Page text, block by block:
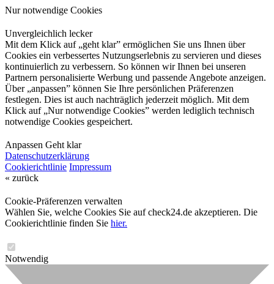
Nur notwendige Cookies
Unvergleichlich lecker
Mit dem Klick auf „geht klar” ermöglichen Sie uns Ihnen über
Cookies ein verbessertes Nutzungserlebnis zu servieren und dieses
kontinuierlich zu verbessern. So können wir Ihnen bei unseren
Partnern personalisierte Werbung und passende Angebote anzeigen.
Über „anpassen” können Sie Ihre persönlichen Präferenzen
festlegen. Dies ist auch nachträglich jederzeit möglich. Mit dem
Klick auf „Nur notwendige Cookies” werden lediglich technisch
notwendige Cookies gespeichert.
Anpassen Geht klar
Datenschutzerklärung
Cookierichtlinie Impressum
« zurück
Cookie-Präferenzen verwalten
Wählen Sie, welche Cookies Sie auf check24.de akzeptieren. Die
Cookierichtlinie finden Sie hier.
Notwendig